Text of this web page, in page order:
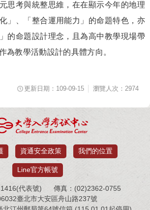
思考與統整思維，在在顯示今年的地理
」、「整合運用能力」的命題特色，亦
的命題設計理念，且為高中教學現場帶
為教學活動設計的具體方向。
更新日期：109-09-15 瀏覽人次：2974
資通安全政策 我們的位置
Line官方帳號
代表號)
傳真：(02)2362-0755
臺北市大安區舟山路237號